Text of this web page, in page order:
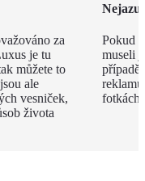
za
je tu
můžete to
ale
vesniček,
života
Pokud
museli
případě
fotkách!